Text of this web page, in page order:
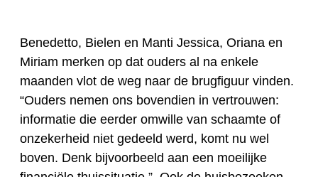
Benedetto, Bielen en Manti Jessica, Oriana en
Miriam merken op dat ouders al na enkele
maanden vlot de weg naar de brugfiguur vinden.
“Ouders nemen ons bovendien in vertrouwen:
informatie die eerder omwille van schaamte of
onzekerheid niet gedeeld werd, komt nu wel
boven. Denk bijvoorbeeld aan een moeilijke